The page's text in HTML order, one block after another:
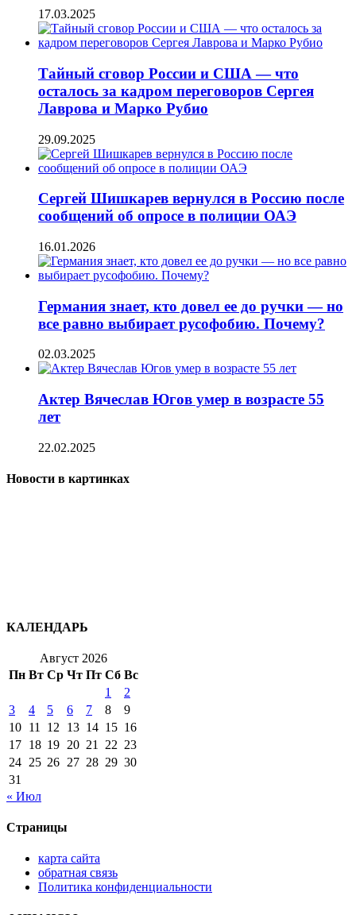
17.03.2025
Тайный сговор России и США — что
осталось за кадром переговоров Сергея
Лаврова и Марко Рубио
29.09.2025
Сергей Шишкарев вернулся в Россию после
сообщений об опросе в полиции ОАЭ
16.01.2026
Германия знает, кто довел ее до ручки — но
все равно выбирает русофобию. Почему?
02.03.2025
Актер Вячеслав Югов умер в возрасте 55
лет
22.02.2025
Новости в картинках
КАЛЕНДАРЬ
Август 2026
Пн Вт Ср Чт Пт Сб Вс
1
2
3
4 5 6 7 8
9
10 11 12 13 14 15 16
17 18 19 20 21 22 23
24 25 26 27 28 29 30
31
« Июл
Страницы
карта сайта
обратная связь
Политика конфиденциальности